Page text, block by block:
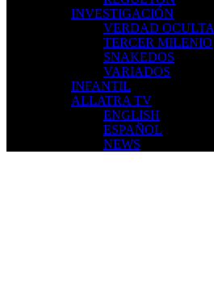
INVESTIGACIÓN
VERDAD OCULTA
TERCER MILENIO
SNAKEDOS
VARIADOS
INFANTIL
ALLATRA TV
ENGLISH
ESPAÑOL
NEWS